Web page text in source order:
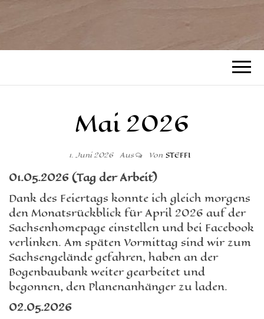
Mai 2026
1. Juni 2026 Aus Von STEFFI
01.05.2026(Tag der Arbeit)
Dank des Feiertags konnte ich gleich morgens
den Monatsrückblick für April 2026 auf der
Sachsenhomepage einstellen und bei Facebook
verlinken. Am späten Vormittag sind wir zum
Sachsengelände gefahren, haben an der
Bogenbaubank weiter gearbeitet und
begonnen, den Planenanhänger zu laden.
02.05.2026